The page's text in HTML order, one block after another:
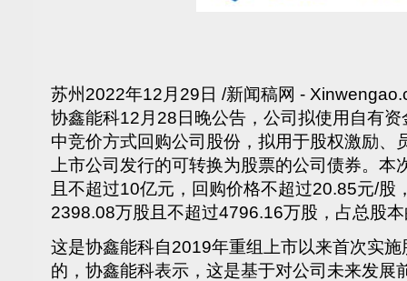
苏州 2022年12月29日 /新闻稿网 -
协鑫能科12月28日晚公告，公司拟使用自有资
中竞价方式回购公司股份，拟用于股权激励、
上市公司发行的可转换为股票的公司债券。
且不超过10亿元，回购价格不超过20.85元/股
2398.08万股且不超过4796.16万股，占总股
这是协鑫能科自2019年重组上市以来首次实
的，协鑫能科表示，这是基于对公司未来发展